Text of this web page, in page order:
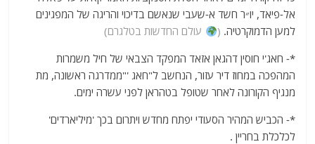
אל-פיאד, יו״ר חשד א-שעבי שנאשם בדיכוי והריגה של המפגינים
למען הדמוקרטיה. (
עולם החדשות בטלגרם)
*- חאג'י חוסין דהגאן אזאד המפקד הצבאי של חיל משמרות
המהפכה במחוז דיר עזור, הנחשב ל"חאג '"ממדרגה ראשונה, מת
מנגיף הקורונה לאחר שטופל בטהראן לפני עשרה ימים.
*- הכביש המהיר הסעודי יפתח מחדש ויתרום בכך 'מיליארדים'
לכלכלת בחריין .